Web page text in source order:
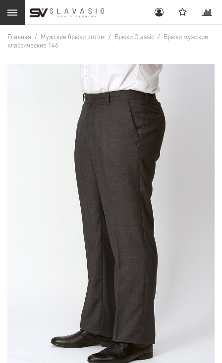
Главная / Мужские брюки оптом / Брюки Classic / Брюки мужские
классические 146